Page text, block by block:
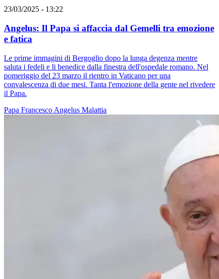
23/03/2025 - 13:22
Angelus: Il Papa si affaccia dal Gemelli tra emozione
e fatica
Le prime immagini di Bergoglio dopo la lunga degenza mentre
saluta i fedeli e li benedice dalla finestra dell'ospedale romano. Nel
pomeriggio del 23 marzo il rientro in Vaticano per una
convalescenza di due mesi. Tanta l'emozione della gente nel rivedere
il Papa.
Papa Francesco Angelus Malattia